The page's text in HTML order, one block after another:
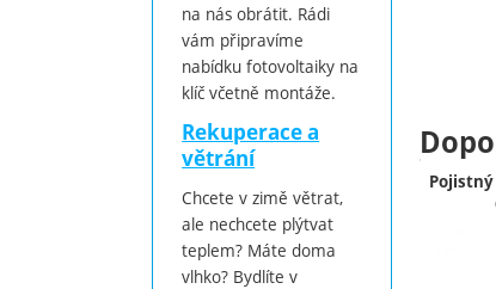
na nás obrátit. Rádi
vám připravíme
nabídku fotovoltaiky na
klíč včetně montáže.
Rekuperace a
větrání
Chcete v zimě větrat,
ale nechcete plýtvat
teplem? Máte doma
vlhko? Bydlíte v